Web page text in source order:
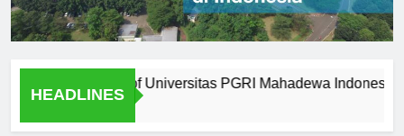
HEADLINES
Graduates of Universitas PGRI Mahadewa Indonesia